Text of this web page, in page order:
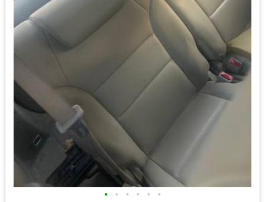
• • • • • •